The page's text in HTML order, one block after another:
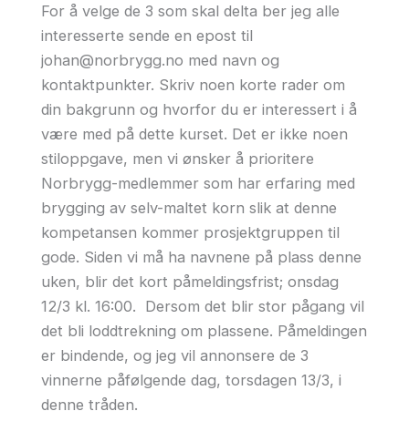
For å velge de 3 som skal delta ber jeg alle
interesserte sende en epost til
johan@norbrygg.no med navn og
kontaktpunkter. Skriv noen korte rader om
din bakgrunn og hvorfor du er interessert i å
være med på dette kurset. Det er ikke noen
stiloppgave, men vi ønsker å prioritere
Norbrygg-medlemmer som har erfaring med
brygging av selv-maltet korn slik at denne
kompetansen kommer prosjektgruppen til
gode. Siden vi må ha navnene på plass denne
uken, blir det kort påmeldingsfrist; onsdag
12/3 kl. 16:00. Dersom det blir stor pågang vil
det bli loddtrekning om plassene. Påmeldingen
er bindende, og jeg vil annonsere de 3
vinnerne påfølgende dag, torsdagen 13/3, i
denne tråden.